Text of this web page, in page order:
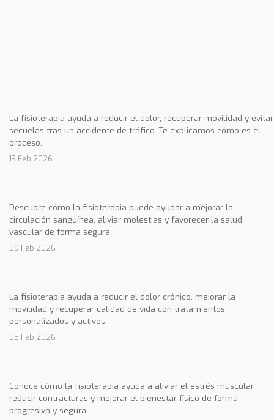
La fisioterapia ayuda a reducir el dolor, recuperar movilidad y evitar
secuelas tras un accidente de tráfico. Te explicamos cómo es el
proceso.
13 Feb 2026
Descubre cómo la fisioterapia puede ayudar a mejorar la
circulación sanguínea, aliviar molestias y favorecer la salud
vascular de forma segura.
09 Feb 2026
La fisioterapia ayuda a reducir el dolor crónico, mejorar la
movilidad y recuperar calidad de vida con tratamientos
personalizados y activos.
05 Feb 2026
Conoce cómo la fisioterapia ayuda a aliviar el estrés muscular,
reducir contracturas y mejorar el bienestar físico de forma
progresiva y segura.